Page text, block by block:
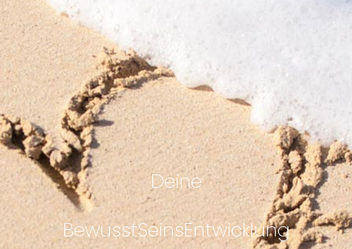
Deine
BewusstSeinsEntwicklung